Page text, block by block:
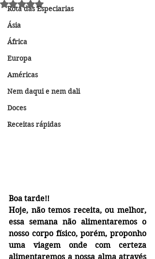
Rota das Especiarias
Ásia
África
Europa
Américas
Nem daqui e nem dali
Doces
Receitas rápidas
Avaliado com NaN de 5 estrelas.
Boa tarde!!
Hoje, não temos receita, ou melhor,
essa semana não alimentaremos o
nosso corpo físico, porém, proponho
uma viagem onde com certeza
alimentaremos a nossa alma através